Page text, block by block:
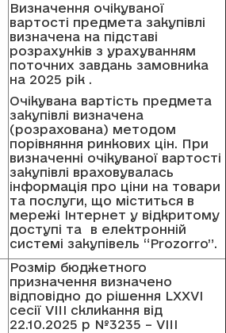
Визначення очікуваної
вартості предмета закупівлі
визначена на підставі
розрахунків з урахуванням
поточних завдань замовника
на 2025 рік .
Очікувана вартість предмета
закупівлі визначена
(розрахована) методом
порівняння ринкових цін. При
визначенні очікуваної вартості
закупівлі враховувалась
інформація про ціни на товари
та послуги, що міститься в
мережі Інтернет у відкритому
доступі та в електронній
системі закупівель “Prozorro”.
Розмір бюджетного
призначення визначено
відповідно до рішення LXXVI
сесії VIII скликання від
22.10.2025 р №3235 – VIII